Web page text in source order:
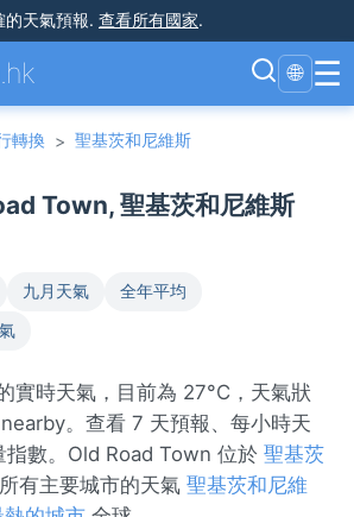
的天氣預報. 查看所有國家.
🌐 ☰
轉換 > 聖基茨和尼維斯
Town, 聖基茨和尼維斯
九月天氣
全年平均
實時天氣，目前為 27°C，天氣狀
。查看 7 天預報、每小時天
指數。Old Road Town 位於 聖基茨
有主要城市的天氣 聖基茨和尼維